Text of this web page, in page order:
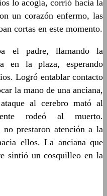
lo acogía, corrió hacia la
un corazón enfermo, las
cortas en este momento.
el padre, llamando la
en la plaza, esperando
Logró entablar contacto
la mano de una anciana,
al cerebro mató al
rodeó al muerto.
no prestaron atención a la
ellos. La anciana que
sintió un cosquilleo en la